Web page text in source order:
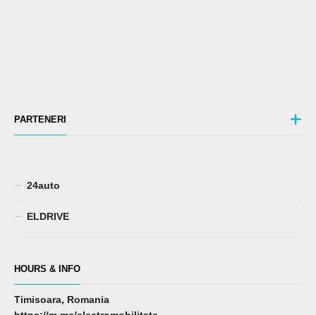
PARTENERI
24auto
ELDRIVE
HOURS & INFO
Timisoara, Romania